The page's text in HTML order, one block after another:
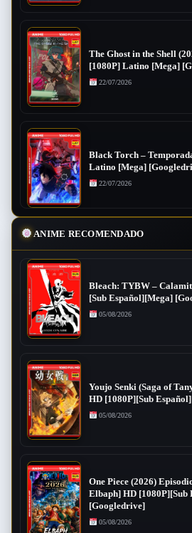
The Ghost in the Shell
[1080P] Latino [Mega]
22/07/2026
Black Torch –
Latino [Mega]
22/07/2026
ANIME RECOMENDADO
Bleach: TYBW –
[Sub Español][Mega]
05/08/2026
Youjo Senki (Saga of
HD [1080P][Sub
05/08/2026
One Piece (2026)
Elbaph] HD [1080P][Sub
[Googledrive]
05/08/2026